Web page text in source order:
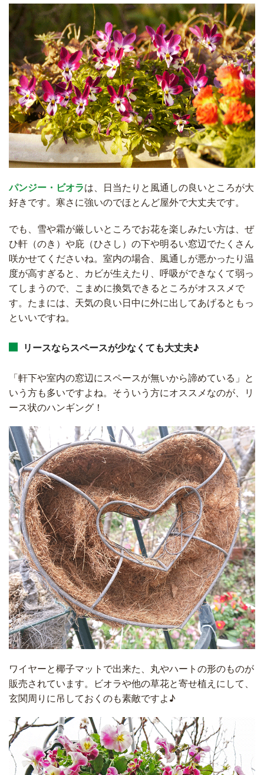
パンジー・ビオラは、日当たりと風通しの良いところが大
好きです。寒さに強いのでほとんど屋外で大丈夫です。
でも、雪や霜が厳しいところでお花を楽しみたい方は、ぜ
ひ軒（のき）や庇（ひさし）の下や明るい窓辺でたくさん
咲かせてくださいね。室内の場合、風通しが悪かったり温
度が高すぎると、カビが生えたり、呼吸ができなくて弱っ
てしまうので、こまめに換気できるところがオススメで
す。たまには、天気の良い日中に外に出してあげるともっ
といいですね。
リースならスペースが少なくても大丈夫♪
「軒下や室内の窓辺にスペースが無いから諦めている」と
いう方も多いですよね。そういう方にオススメなのが、リ
ース状のハンギング！
ワイヤーと椰子マットで出来た、丸やハートの形のものが
販売されています。ビオラや他の草花と寄せ植えにして、
玄関周りに吊しておくのも素敵ですよ♪